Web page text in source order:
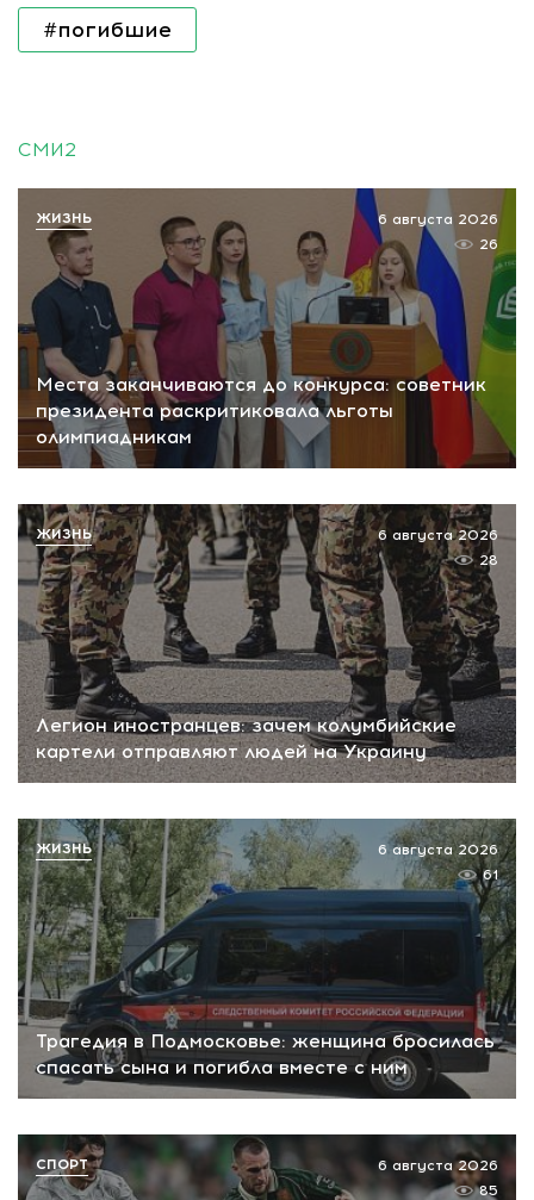
#погибшие
СМИ2
Места заканчиваются до конкурса: советник
президента раскритиковала льготы
олимпиадникам
6 августа 2026
26
ЖИЗНЬ
Легион иностранцев: зачем колумбийские
картели отправляют людей на Украину
6 августа 2026
28
ЖИЗНЬ
Трагедия в Подмосковье: женщина бросилась
спасать сына и погибла вместе с ним
6 августа 2026
61
ЖИЗНЬ
6 августа 2026
85
СПОРТ